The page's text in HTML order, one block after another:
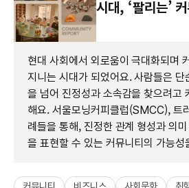
시대, ‘팔리는’
현대 사회에서 외로움이 극대화되며
지니는 시대가 되었어요. 사람들은 단
을 넘어 진정성과 소속감을 찾으려고
해요. 서울모닝커피클럽(SMCC), 트
례들을 통해, 진정한 관계 형성과 의
을 표현할 수 있는 커뮤니티의 가능성
커뮤니티 비즈니스 사회문화 취